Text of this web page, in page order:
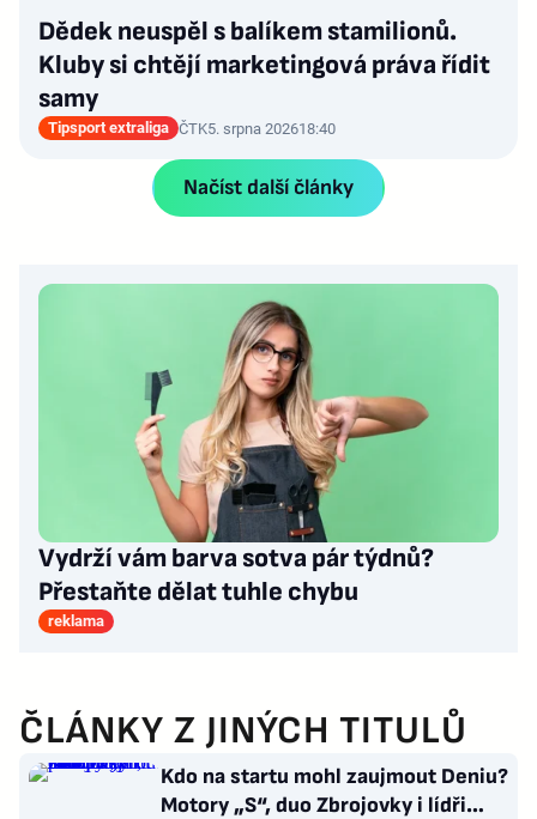
Dědek neuspěl s balíkem stamilionů.
Kluby si chtějí marketingová práva řídit
samy
Tipsport extraliga ČTK5. srpna 202618:40
Načíst další články
Vydrží vám barva sotva pár týdnů?
Přestaňte dělat tuhle chybu
reklama
ČLÁNKY Z JINÝCH TITULŮ
Kdo na startu mohl zaujmout Deniu?
Motory „S“, duo Zbrojovky i lídři